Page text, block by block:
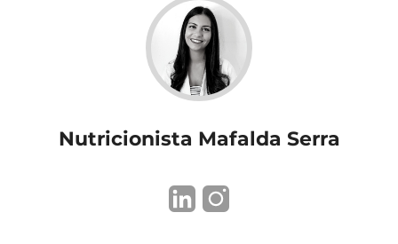
Mães e Bebés
Animais de Estimação
Nutricionista Mafalda Serra